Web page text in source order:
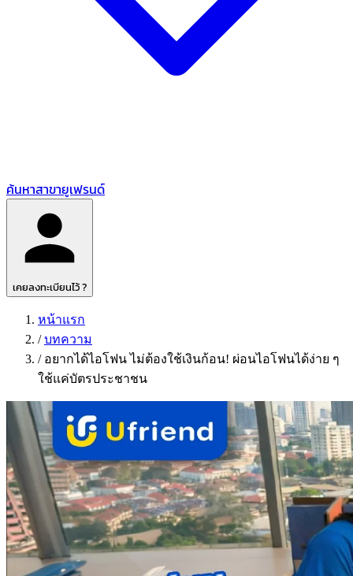
ค้นหาสาขายูเฟรนด์
เคยลงทะเบียนไว้ ?
หน้าแรก
/บทความ
/ อยากได้ไอโฟน ไม่ต้องใช้เงินก้อน! ผ่อนไอโฟนได้ง่าย ๆ
ใช้แค่บัตรประชาชน